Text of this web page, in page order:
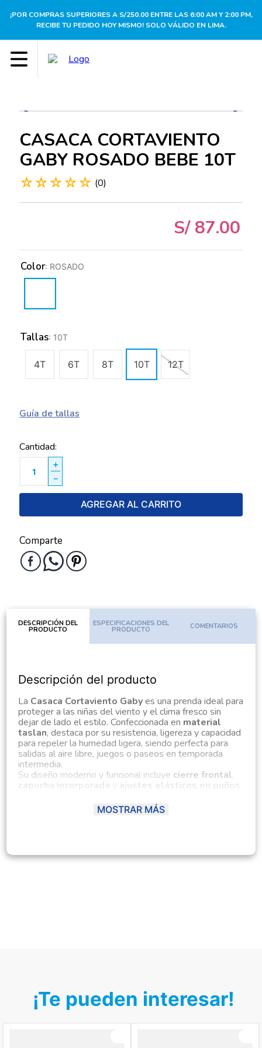
¡POR COMPRAS SUPERIORES A S/250.00 ENTRE LAS 6:00 AM Y 2:00 PM,
RECIBE TU PEDIDO HOY MISMO! SOLO VÁLIDO EN LIMA.
CASACA CORTAVIENTO
GABY ROSADO BEBE 10T
☆☆☆☆☆ (0)
S/ 87.00
Tallas: 10T
4T 6T 8T 10T 12T
Color: ROSADO
Guía de tallas
Cantidad
＋
－
AGREGAR AL CARRITO
Comparte
DESCRIPCIÓN DEL
PRODUCTO
ESPECIFICACIONES DEL
PRODUCTO COMENTARIOS
Descripción del producto
La Casaca Cortaviento Gabyes una prenda ideal para
proteger a las niñas del viento y el clima fresco sin
dejar de lado el estilo. Confeccionada en material
taslan, destaca por su resistencia, ligereza y capacidad
para repeler la humedad ligera, siendo perfecta para
salidas al aire libre, juegos o paseos en temporada
intermedia.
Su diseño moderno y funcional incluye cierre frontal,
capucha incorporada
ajustes elásticos en puños
extra. Su acabado suave y liviano permite libertad de
movimiento, ideal para niñas activas.
cualquier conjunto.
MOSTRAR MÁS
¡Te pueden interesar!